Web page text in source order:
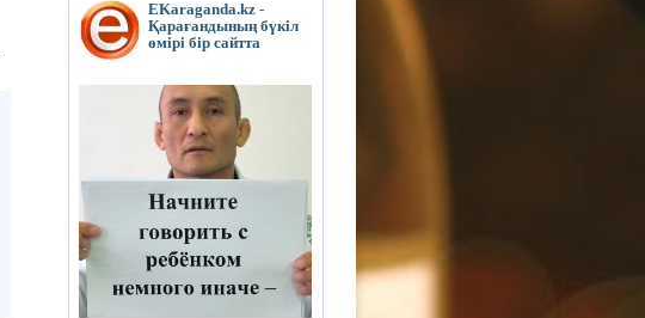
EKaraganda.kz -
Қарағандының бүкіл
өмірі бір сайтта